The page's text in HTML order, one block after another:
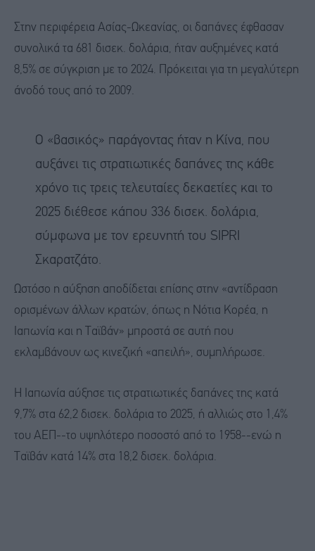
Στην περιφέρεια Ασίας-Ωκεανίας, οι δαπάνες έφθασαν
συνολικά τα 681 δισεκ. δολάρια, ήταν αυξημένες κατά
8,5% σε σύγκριση με το 2024. Πρόκειται για τη μεγαλύτερη
άνοδό τους από το 2009.
Ο «βασικός» παράγοντας ήταν η Κίνα, που
αυξάνει τις στρατιωτικές δαπάνες της κάθε
χρόνο τις τρεις τελευταίες δεκαετίες και το
2025 διέθεσε κάπου 336 δισεκ. δολάρια,
σύμφωνα με τον ερευνητή του SIPRI
Σκαρατζάτο.
Ωστόσο η αύξηση αποδίδεται επίσης στην «αντίδραση
ορισμένων άλλων κρατών, όπως η Νότια Κορέα, η
Ιαπωνία και η Ταϊβάν» μπροστά σε αυτή που
εκλαμβάνουν ως κινεζική «απειλή», συμπλήρωσε.
Η Ιαπωνία αύξησε τις στρατιωτικές δαπάνες της κατά
9,7% στα 62,2 δισεκ. δολάρια το 2025, ή αλλιώς στο 1,4%
του ΑΕΠ--το υψηλότερο ποσοστό από το 1958--ενώ η
Ταϊβάν κατά 14% στα 18,2 δισεκ. δολάρια.